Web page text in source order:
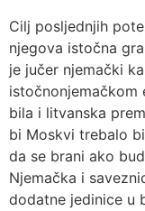
Cilj posljednjih
njegova istočna
je jučer njemački
istočnonjemačkom
bila i litvanska
bi Moskvi trebalo
da se brani ako
Njemačka i
dodatne jedinice u